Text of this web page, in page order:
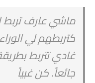
ماشي عارف تربط
كتربطهم لي
غادي تتربط
جائعاً. كن غبياً